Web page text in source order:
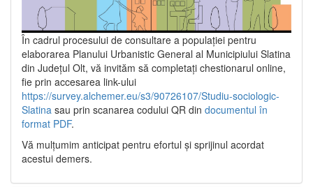
În cadrul procesului de consultare a populaţiei pentru
elaborarea Planului Urbanistic General al Municipiului Slatina
din Județul Olt, vă invităm să completați chestionarul online,
fie prin accesarea link-ului
https://survey.alchemer.eu/s3/90726107/Studiu-sociologic-
Slatina sau prin scanarea codului QR din documentul în
format PDF.
Vă mulţumim anticipat pentru efortul şi sprijinul acordat
acestui demers.